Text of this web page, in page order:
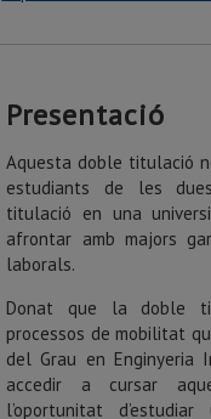
Presentació
Aquesta doble titulació
estudiants de les
titulació en una
afrontar amb majors
laborals.
Donat que la doble
processos de mobilitat
del Grau en Enginyeria
accedir a cursar
l’oportunitat